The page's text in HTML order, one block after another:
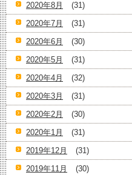
2020年8月
(31)
2020年7月
(31)
2020年6月
(30)
2020年5月
(31)
2020年4月
(32)
2020年3月
(31)
2020年2月
(30)
2020年1月
(31)
2019年12月
(31)
2019年11月
(30)